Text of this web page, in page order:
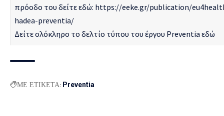
πρόοδο του δείτε εδώ: https://eeke.gr/publication/
hadea-preventia/
Δείτε ολόκληρο το δελτίο τύπου του έργου Preventia εδώ
ΜΕ ΕΤΙΚΕΤΑ: Preventia